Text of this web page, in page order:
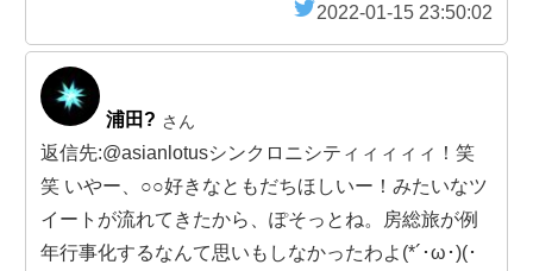
2022-01-15 23:50:02
浦田? さん
返信先:@asianlotusシンクロニシティィィィィ！笑
笑 いやー、○○好きなともだちほしいー！みたいなツ
イートが流れてきたから、ぽそっとね。房総旅が例
年行事化するなんて思いもしなかったわよ(*´･ω･)(･